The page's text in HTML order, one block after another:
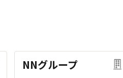
NNグループ